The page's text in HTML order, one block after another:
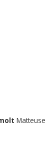
Matteuse